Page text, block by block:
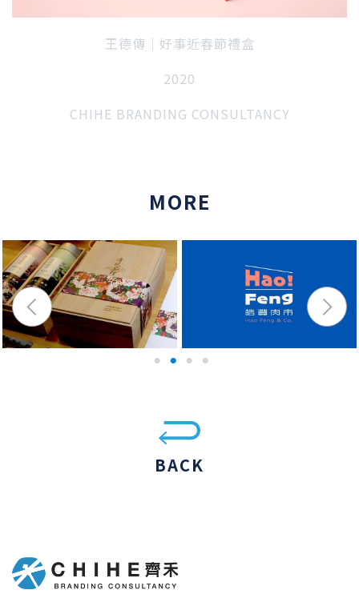
王德傳｜好事近春節禮盒
2020
CHIHE BRANDING CONSULTANCY
MORE
BACK